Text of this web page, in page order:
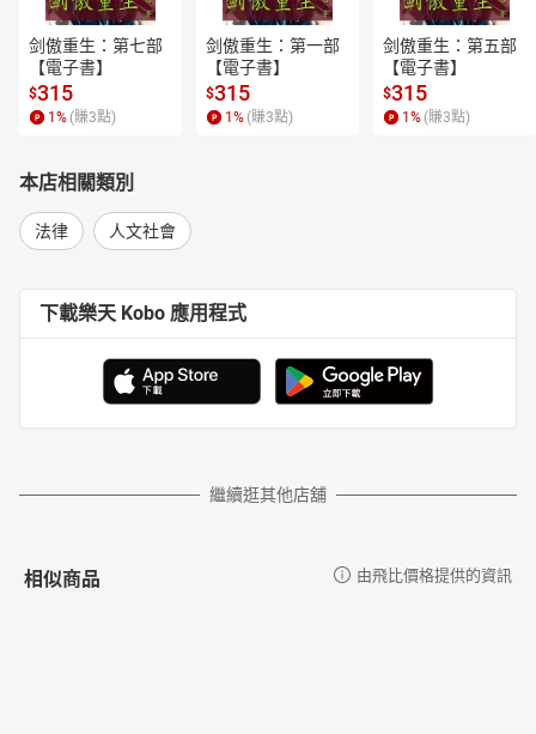
剑傲重生：第七部
【電子書】
$315
1 % (賺3點)
剑傲重生：第一部
【電子書】
$315
1 % (賺3點)
剑傲重生：第五部
【電子書】
$315
1 % (賺3點)
本店相關類別
法律 人文社會
下載樂天 Kobo 應用程式
繼續逛其他店舖
相似商品 由飛比價格提供的資訊